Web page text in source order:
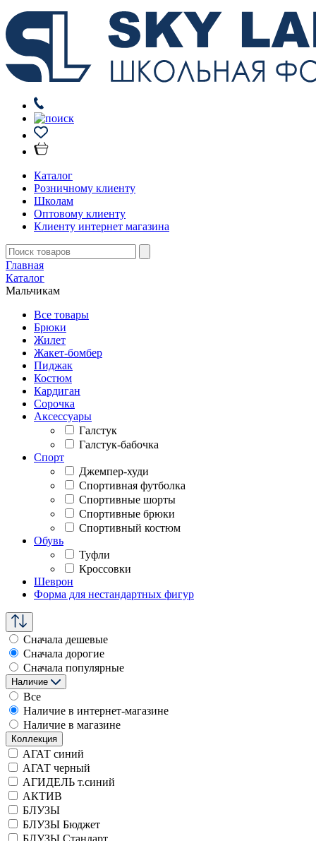
Каталог
Розничному клиенту
Школам
Оптовому клиенту
Клиенту интернет магазина
Главная
Каталог
Мальчикам
Все товары
Брюки
Жилет
Жакет-бомбер
Пиджак
Костюм
Кардиган
Сорочка
Аксессуары
Галстук
Галстук-бабочка
Спорт
Джемпер-худи
Спортивная футболка
Спортивные шорты
Спортивные брюки
Спортивный костюм
Обувь
Туфли
Кроссовки
Шеврон
Форма для нестандартных фигур
Сначала дешевые
Сначала дорогие
Сначала популярные
Наличие
Все
Наличие в интернет-магазине
Наличие в магазине
Коллекция
АГАТ синий
АГАТ черный
АГИДЕЛЬ т.синий
АКТИВ
БЛУЗЫ
БЛУЗЫ Бюджет
БЛУЗЫ Стандарт